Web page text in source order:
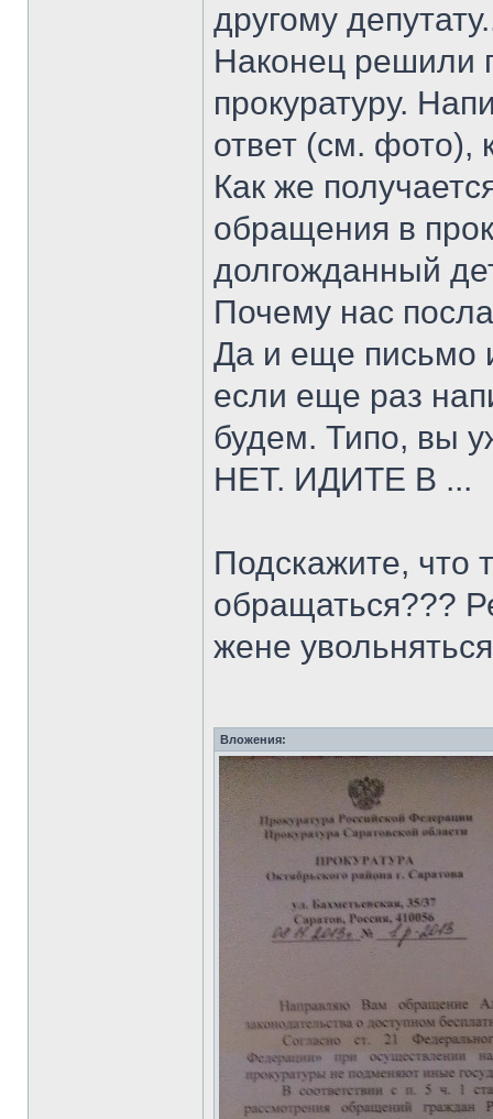
другому
Наконец решили
прокуратуру.
ответ (см. фото),
Как же
обращения в
долгожданный
Почему нас
Да и еще письмо
если еще раз
будем. Типо, вы
НЕТ. ИДИТЕ В ...
Подскажите, что
обращаться???
жене
Вложения: